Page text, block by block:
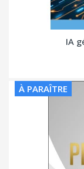
IA
À PARAÎTRE